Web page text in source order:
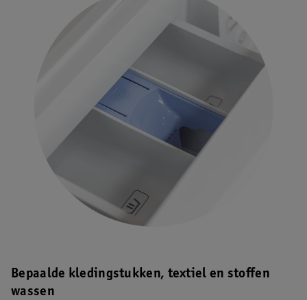
Bepaalde kledingstukken, textiel en stoffen
wassen